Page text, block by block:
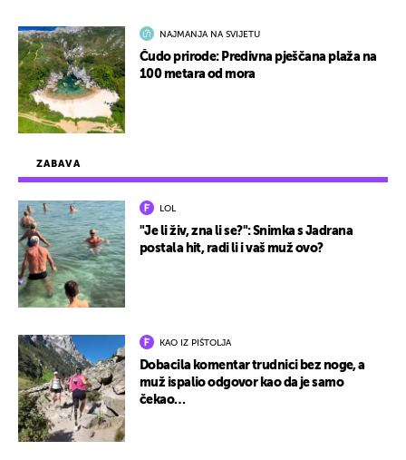
ZABAVA
LOL
"Je li živ, zna li se?": Snimka s Jadrana
postala hit, radi li i vaš muž ovo?
KAO IZ PIŠTOLJA
Dobacila komentar trudnici bez noge, a
muž ispalio odgovor kao da je samo
čekao…
NAJMANJA NA SVIJETU
Čudo prirode: Predivna pješčana plaža na
100 metara od mora